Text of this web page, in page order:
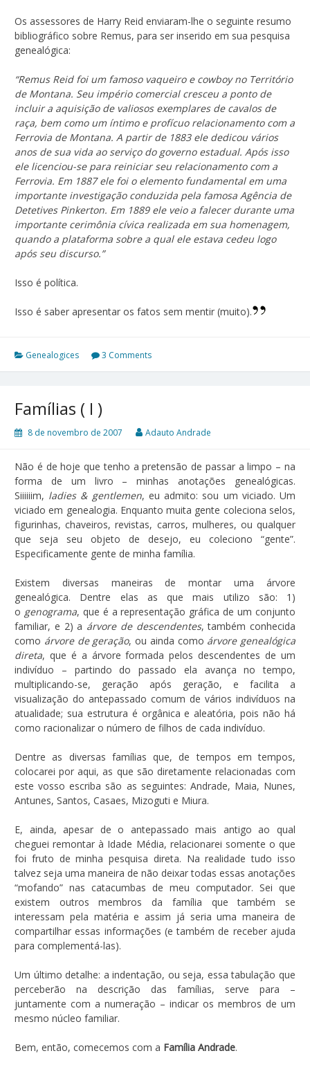
Os assessores de Harry Reid enviaram-lhe o seguinte resumo
bibliográfico sobre Remus, para ser inserido em sua pesquisa
genealógica:
“Remus Reid foi um famoso vaqueiro e cowboy no Território
de Montana. Seu império comercial cresceu a ponto de
incluir a aquisição de valiosos exemplares de cavalos de
raça, bem como um íntimo e profícuo relacionamento com a
Ferrovia de Montana. A partir de 1883 ele dedicou vários
anos de sua vida ao serviço do governo estadual. Após isso
ele licenciou-se para reiniciar seu relacionamento com a
Ferrovia. Em 1887 ele foi o elemento fundamental em uma
importante investigação conduzida pela famosa Agência de
Detetives Pinkerton. Em 1889 ele veio a falecer durante uma
importante cerimônia cívica realizada em sua homenagem,
quando a plataforma sobre a qual ele estava cedeu logo
após seu discurso.”
Isso é política.
Isso é saber apresentar os fatos sem mentir (muito).
Genealogices 3 Comments
Famílias ( I )
8 de novembro de 2007 Adauto Andrade
Não é de hoje que tenho a pretensão de passar a limpo – na
forma de um livro – minhas anotações genealógicas.
Siiiiiim, ladies & gentlemen, eu admito: sou um viciado. Um
viciado em genealogia. Enquanto muita gente coleciona selos,
figurinhas, chaveiros, revistas, carros, mulheres, ou qualquer
que seja seu objeto de desejo, eu coleciono “gente”.
Especificamente gente de minha família.
Existem diversas maneiras de montar uma árvore
genealógica. Dentre elas as que mais utilizo são: 1)
o genograma, que é a representação gráfica de um conjunto
familiar, e 2) a árvore de descendentes, também conhecida
como árvore de geração, ou ainda como árvore genealógica
direta, que é a árvore formada pelos descendentes de um
indivíduo – partindo do passado ela avança no tempo,
multiplicando-se, geração após geração, e facilita a
visualização do antepassado comum de vários indivíduos na
atualidade; sua estrutura é orgânica e aleatória, pois não há
como racionalizar o número de filhos de cada indivíduo.
Dentre as diversas famílias que, de tempos em tempos,
colocarei por aqui, as que são diretamente relacionadas com
este vosso escriba são as seguintes: Andrade, Maia, Nunes,
Antunes, Santos, Casaes, Mizoguti e Miura.
E, ainda, apesar de o antepassado mais antigo ao qual
cheguei remontar à Idade Média, relacionarei somente o que
foi fruto de minha pesquisa direta. Na realidade tudo isso
talvez seja uma maneira de não deixar todas essas anotações
“mofando” nas catacumbas de meu computador. Sei que
existem outros membros da família que também se
interessam pela matéria e assim já seria uma maneira de
compartilhar essas informações (e também de receber ajuda
para complementá-las).
Um último detalhe: a indentação, ou seja, essa tabulação que
perceberão na descrição das famílias, serve para –
juntamente com a numeração – indicar os membros de um
mesmo núcleo familiar.
Bem, então, comecemos com a Família Andrade.